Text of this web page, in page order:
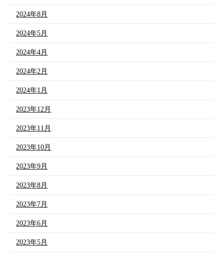
2024年8月
2024年5月
2024年4月
2024年2月
2024年1月
2023年12月
2023年11月
2023年10月
2023年9月
2023年8月
2023年7月
2023年6月
2023年5月